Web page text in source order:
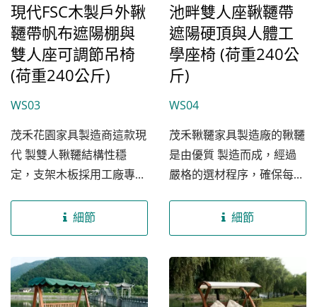
工而成，這項技術提升了產
品結構的強度與承重能力，
確保每個支架都緊密結合，
此外，茂禾的鞦韆椅背經過
合人體工學的弧面曲線，提
供使用者卓越的舒適度體
驗。我們的戶外鞦韆還具備
多功能設計，包括頂部的遮
加在戶外環境中的使用價
值，非常適合用於美化飯
境。
現代FSC木製戶外鞦
韆帶帆布遮陽棚與
雙人座可調節吊椅
(荷重240公斤)
WS03
茂禾花園家具製造商這款現
代 製雙人鞦韆結構性穩
定，支架木板採用工廠專業
成，精準壓實每一片木片，
其中採用的黏合膠水為改良
尿素醛膠，均通過國際SGS
檢核合格認證，符合木製家
具甲醛含量標準，從而達到
細節
池畔雙人座鞦韆帶
遮陽硬頂與人體工
學座椅 (荷重240公
斤)
WS04
茂禾鞦韆家具製造廠的鞦韆
是由優質 製造而成，經過
嚴格的選材程序，確保每一
質感。每片木板均經過我們
工廠專用木材烘乾機，在標
準的時間與溫度內經過精密
烘乾，提升木材的穩定度，
避免受外在天氣影響而產生
細節